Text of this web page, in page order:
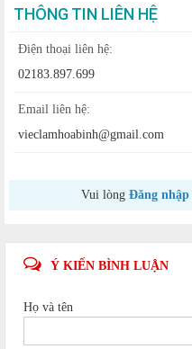
THÔNG TIN LIÊN HỆ
Điện thoại liên hệ:
02183.897.699
Email liên hệ:
vieclamhoabinh@gmail.com
Vui lòng Đăng nhập
Ý KIẾN BÌNH LUẬN
Họ và tên